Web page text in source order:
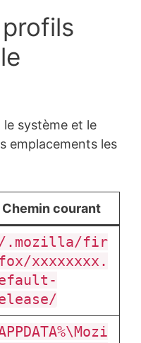
système et le
emplacements les
Chemin courant
.mozilla/fir
xxxxxxxx.